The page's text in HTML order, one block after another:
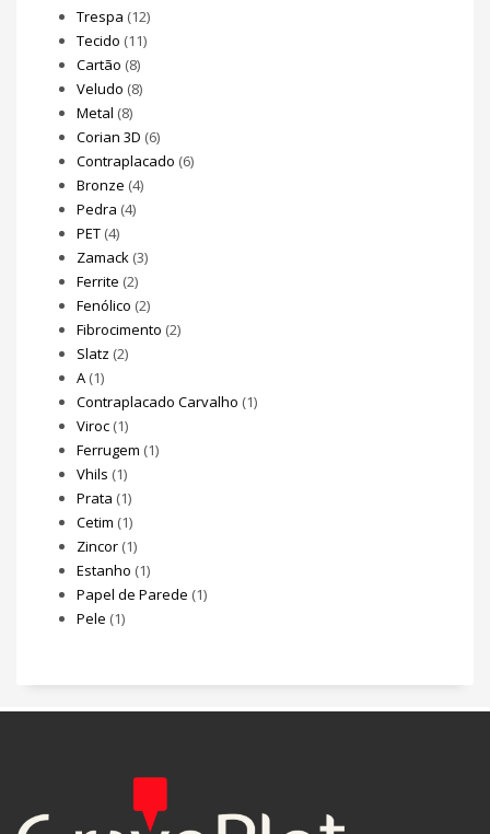
Trespa (12)
Tecido (11)
Cartão (8)
Veludo (8)
Metal (8)
Corian 3D (6)
Contraplacado (6)
Bronze (4)
Pedra (4)
PET (4)
Zamack (3)
Ferrite (2)
Fenólico (2)
Fibrocimento (2)
Slatz (2)
A (1)
Contraplacado Carvalho (1)
Viroc (1)
Ferrugem (1)
Vhils (1)
Prata (1)
Cetim (1)
Zincor (1)
Estanho (1)
Papel de Parede (1)
Pele (1)